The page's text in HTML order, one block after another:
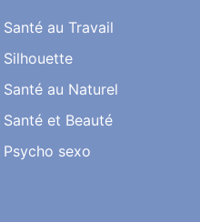
Santé au Travail
Silhouette
Santé au Naturel
Santé et Beauté
Psycho sexo